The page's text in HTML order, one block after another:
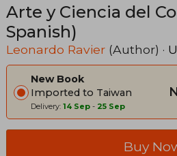
Arte y Ciencia del
Spanish)
Leonardo Ravier (Author) ·
New Book
Imported to Taiwan
Delivery: 14 Sep - 25 Sep
Buy